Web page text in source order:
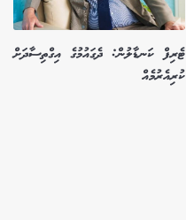
ޓެރިފް ކަނޑާލުން: ދެގައުމުގެ އިގްތިސާދަށް
ކުރިއެރުމެއް